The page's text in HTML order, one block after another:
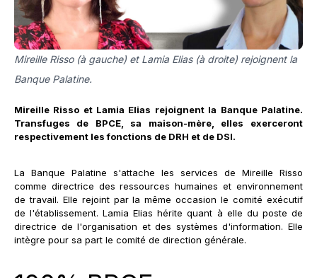
Mireille Risso (à gauche) et Lamia Elias (à droite) rejoignent la
Banque Palatine.
Mireille Risso et Lamia Elias rejoignent la Banque Palatine.
Transfuges de BPCE, sa maison-mère, elles exerceront
respectivement les fonctions de DRH et de DSI.
La Banque Palatine s'attache les services de Mireille Risso
comme directrice des ressources humaines et environnement
de travail. Elle rejoint par la même occasion le comité exécutif
de l'établissement. Lamia Elias hérite quant à elle du poste de
directrice de l'organisation et des systèmes d'information. Elle
intègre pour sa part le comité de direction générale.